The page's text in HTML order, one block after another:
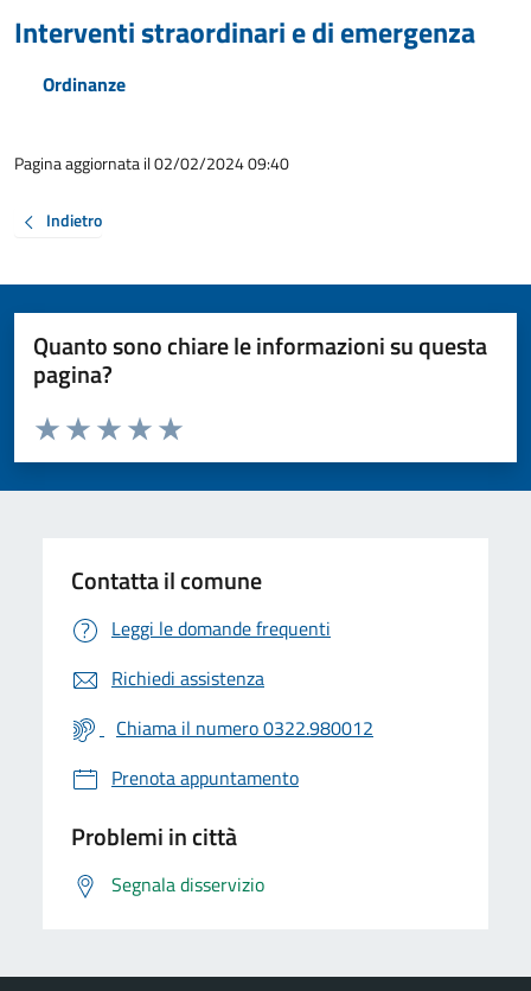
Interventi straordinari e di emergenza
Ordinanze
Pagina aggiornata il 02/02/2024 09:40
Indietro
Quanto sono chiare le informazioni su questa
pagina?
Valuta da 1 a 5 stelle la pagina
Valuta 5 stelle su 5
Valuta 4 stelle su 5
Valuta 3 stelle su 5
Valuta 2 stelle su 5
Valuta 1 stelle su 5
Contatta il comune
Leggi le domande frequenti
Richiedi assistenza
Chiama il numero 0322.980012
Prenota appuntamento
Problemi in città
Segnala disservizio